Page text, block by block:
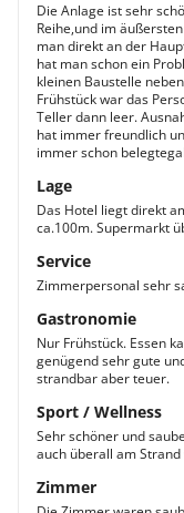
Die Anlage ist sehr
Reihe,und im
man direkt an der
hat man schon ein
kleinen Baustelle
Frühstück war das
Teller dann leer.
hat immer freundlich
immer schon
Lage
Das Hotel liegt direkt
ca.100m. Supermarkt
Service
Zimmerpersonal sehr
Gastronomie
Nur Frühstück. Essen
genügend sehr gute
strandbar aber teuer.
Sport / Wellness
Sehr schöner und
auch überall am
Zimmer